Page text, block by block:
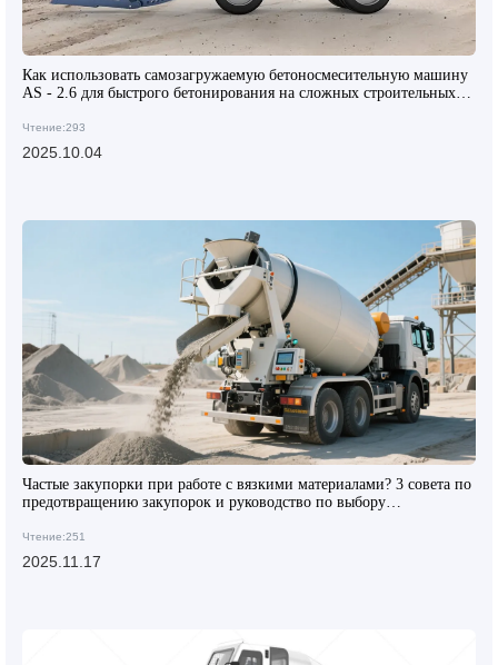
Как использовать самозагружаемую бетоносмесительную машину
AS - 2.6 для быстрого бетонирования на сложных строительных
Чтение:293
2025.10.04
Частые закупорки при работе с вязкими материалами? 3 совета по
предотвращению закупорок и руководство по выбору
Чтение:251
2025.11.17